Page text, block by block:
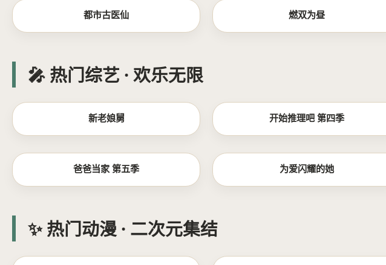
都市古医仙 燃双为昼
🎤 热门综艺 · 欢乐无限
新老娘舅 开始推理吧 第四季
更新至20260527期
爸爸当家 第五季
更新至20260527期
为爱闪耀的她
✨ 热门动漫 · 二次元集结